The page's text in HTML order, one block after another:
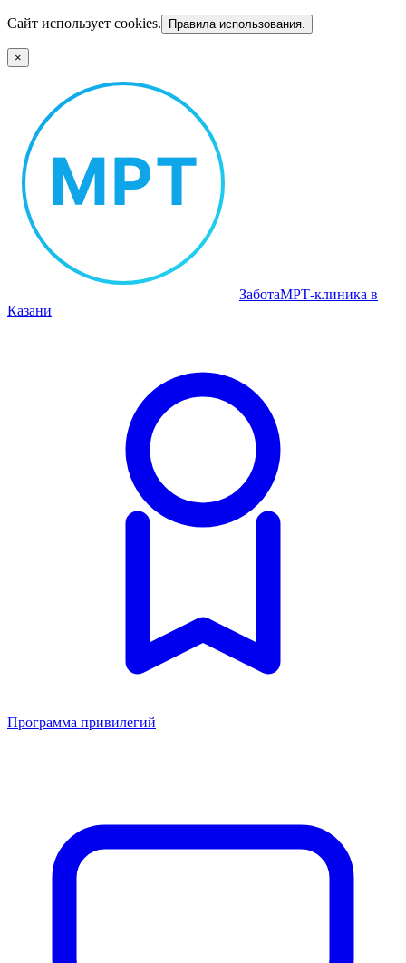
Сайт использует cookies. Правила использования.
×
ЗаботаМРТ‑клиника в
Казани
Программа привилегий